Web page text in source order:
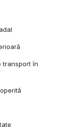
transport în